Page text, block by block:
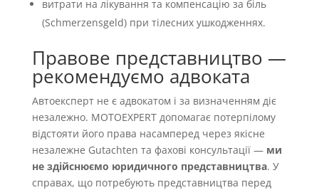
витрати на лікування та компенсацію за біль
(Schmerzensgeld) при тілесних ушкодженнях.
Правове представництво —
рекомендуємо адвоката
Автоексперт не є адвокатом і за визначенням діє
незалежно. MOTOEXPERT допомагає потерпілому
відстояти його права насамперед через якісне
незалежне Gutachten та фахові консультації — ми
не здійснюємо юридичного представництва. У
справах, що потребують представництва перед